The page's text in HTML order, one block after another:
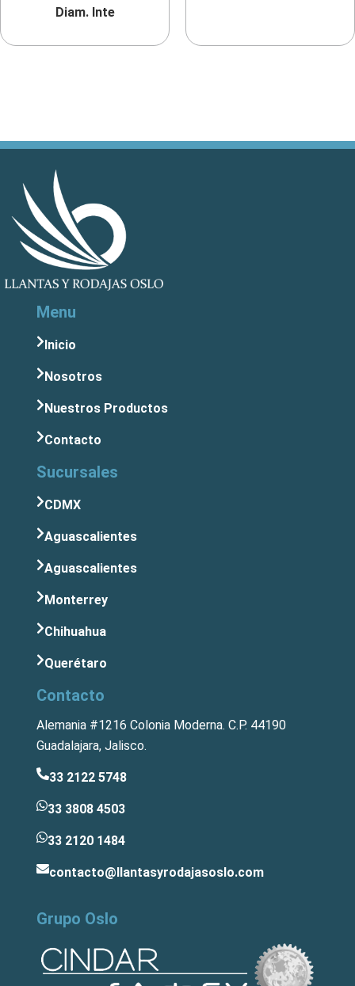
Diam. Inte
Menu
Inicio
Nosotros
Nuestros Productos
Contacto
Sucursales
CDMX
Aguascalientes
Aguascalientes
Monterrey
Chihuahua
Querétaro
Contacto
Alemania #1216 Colonia Moderna. C.P. 44190
Guadalajara, Jalisco.
33 2122 5748
33 3808 4503
33 2120 1484
contacto@llantasyrodajasoslo.com
Grupo Oslo